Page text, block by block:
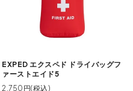
EXPED エクスペド ドライバッグフ
ァーストエイド5
2,750円(税込)